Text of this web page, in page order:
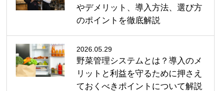
やデメリット、導入方法、選び方
のポイントを徹底解説
2026.05.29
野菜管理システムとは？導入のメ
リットと利益を守るために押さえ
ておくべきポイントについて解説